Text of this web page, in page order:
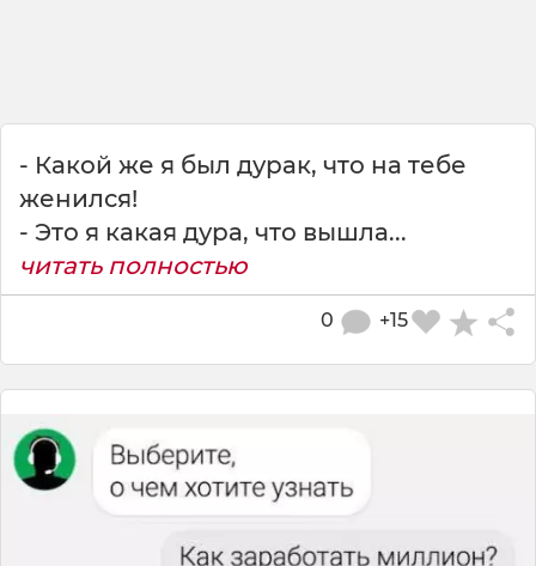
- Какой же я был дурак, что на тебе
женился!
- Это я какая дура, что вышла...
читать полностью
+15
0